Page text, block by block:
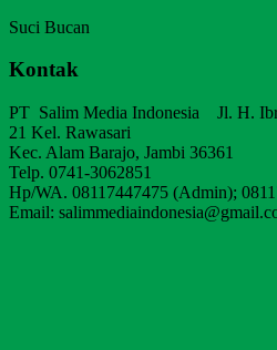
Suci Bucan
Kontak
PT Salim Media Indonesia Jl. H.
21 Kel. Rawasari
Kec. Alam Barajo, Jambi 36361
Telp. 0741-3062851
Hp/WA. 08117447475 (Admin);
Email: